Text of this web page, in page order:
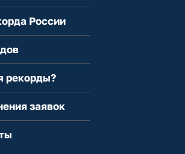
России
рекорды?
заявок